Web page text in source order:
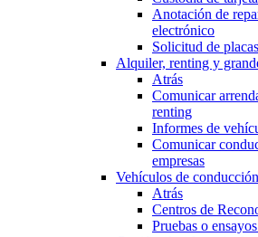
Anotación de
electrónico
Solicitud de
Alquiler, renting y
Atrás
Comunicar
renting
Informes de
Comunicar
empresas
Vehículos de
Atrás
Centros de
Pruebas o